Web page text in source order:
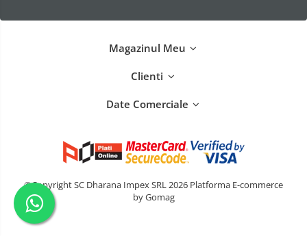
Magazinul Meu
Clienti
Date Comerciale
©Copyright SC Dharana Impex SRL 2026 Platforma E-commerce
by Gomag